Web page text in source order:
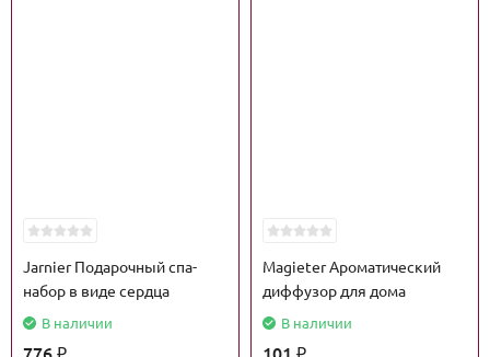
Jarnier Подарочный спа-
набор в виде сердца
В наличии
₽
Magieter Ароматический
диффузор для дома
В наличии
₽